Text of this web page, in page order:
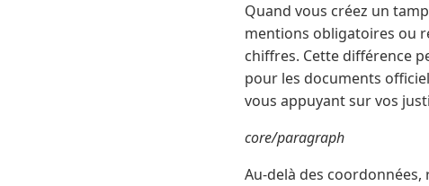
Quand vous créez un
mentions obligatoires ou
chiffres. Cette différence
pour les documents
vous appuyant sur vos
core/paragraph
Au-delà des